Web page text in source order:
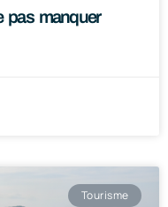
pas manquer
Tourisme